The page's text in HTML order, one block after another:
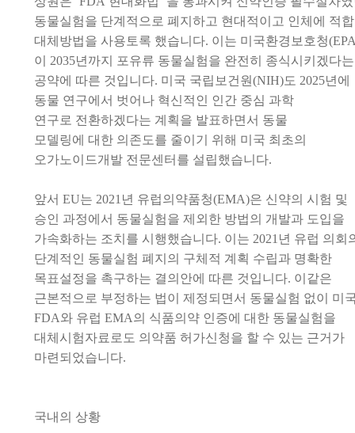
동물실험을 단계적으로 폐지하고 현대적이고 인체에 적
대체방법을 사용 토록 했습니다. 이는 미국환경보호청
이 2035년까지 포유류 동물실험을 완전히 종식시키겠다는
공약에 따른 것입니다. 미국 국립보건원(NIH)도 2025년에
동물 연구에서 벗어나 혁신적인 인간 중심 과학
연구로 전환하겠다는 계획을 발표하면서 동물
모델링에 대한 의존도를 줄이기 위해 미국 최초의
오가노이드개발 전문센터를 설립했습니다.
앞서 EU는 2021 년 유럽의약품청(EMA)은 신약의 시험 및
승인 과정에서 동물실험을 제외한 방법의 개발과 도입을
가속화하는 조치를 시행했습니다. 이는 2021 년 유럽 의회
단계적인 동물실험 폐지의 구체적 계획 수립과 명확한
목표설정을 촉구하는 결의안에 따른 것입니다. 이같은
근본적으로 부정하는 법이 제정되면서 동물실험 없이 미
FDA와 유럽 EMA의 식품의약 인증에 대한 동물실험을
대체 시험자료로도 의약품 허가신청을 할 수 있는 근거가
마련되었습니다.
국내의 상황